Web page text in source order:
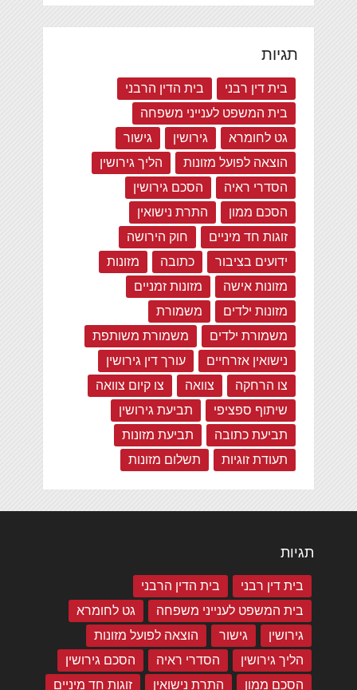
תגיות
בית דין רבני
בית הדין הרבני
בית המשפט לענייני משפחה
גט לחומרא
גירושין
גישור
הוצאה לפועל מזונות
הליך גירושין
הסדרי ראיה
הסכם גירושין
הסכם ממון
התרת נישואין
זוגות חד מיניים
חוק הירושה
ידועים בציבור
כתובה
מזונות
מזונות אישה
מזונות זמניים
מזונות ילדים
משמורת
משמורת ילדים
משמורת משותפת
נישואין אזרחיים
עורך דין גירושין
צו הרחקה
צוואה
צו קיום צוואה
שיתוף ספציפי
תביעת גירושין
תביעת כתובה
תביעת מזונות
תעודת זוגיות
תשלום מזונות
תגיות
בית דין רבני
בית הדין הרבני
בית המשפט לענייני משפחה
גט לחומרא
גירושין
גישור
הוצאה לפועל מזונות
הליך גירושין
הסדרי ראיה
הסכם גירושין
הסכם ממון
התרת נישואין
זוגות חד מיניים